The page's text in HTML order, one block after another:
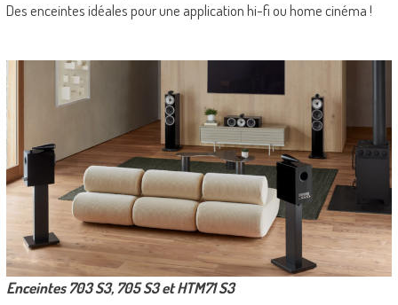
Des enceintes idéales pour une application hi-fi ou home cinéma !
Enceintes 703 S3, 705 S3 et HTM71 S3